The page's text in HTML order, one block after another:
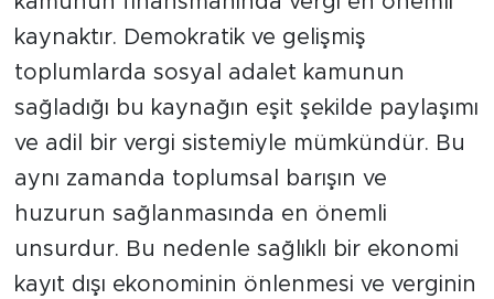
kaynaktır. Demokratik ve gelişmiş
toplumlarda sosyal adalet kamunun
sağladığı bu kaynağın eşit şekilde paylaşımı
ve adil bir vergi sistemiyle mümkündür. Bu
aynı zamanda toplumsal barışın ve
huzurun sağlanmasında en önemli
unsurdur. Bu nedenle sağlıklı bir ekonomi
kayıt dışı ekonominin önlenmesi ve verginin